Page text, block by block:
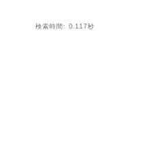
検索時間: 0.117秒